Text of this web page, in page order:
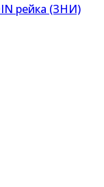
рейка (ЗНИ)